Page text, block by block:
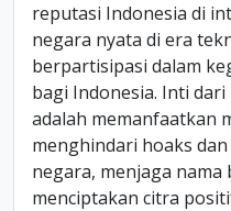
reputasi Indonesia di
negara nyata di era
berpartisipasi dalam
bagi Indonesia. Inti
adalah memanfaatkan
menghindari hoaks
negara, menjaga nama
menciptakan citra